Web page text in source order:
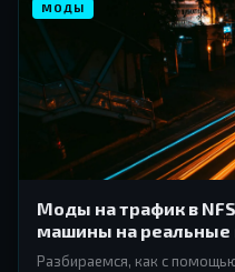
МОДЫ
Моды на трафик в
машины на реальные
поведение
Разбираемся, как с